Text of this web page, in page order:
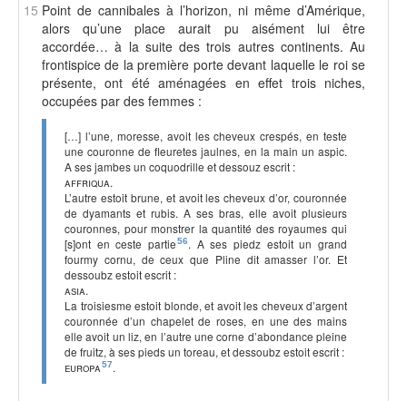
15 Point de cannibales à l’horizon, ni même d’Amérique,
alors qu’une place aurait pu aisément lui être
accordée… à la suite des trois autres continents. Au
frontispice de la première porte devant laquelle le roi se
présente, ont été aménagées en effet trois niches,
occupées par des femmes :
[…] l’une, moresse, avoit les cheveux crespés, en teste
une couronne de fleuretes jaulnes, en la main un aspic.
A ses jambes un coquodrille et dessouz escrit :
affriqua.
L’autre estoit brune, et avoit les cheveux d’or, couronnée
de dyamants et rubis. A ses bras, elle avoit plusieurs
couronnes, pour monstrer la quantité des royaumes qui
[s]ont en ceste partie56. A ses piedz estoit un grand
fourmy cornu, de ceux que Pline dit amasser l’or. Et
dessoubz estoit escrit :
asia.
La troisiesme estoit blonde, et avoit les cheveux d’argent
couronnée d’un chapelet de roses, en une des mains
elle avoit un liz, en l’autre une corne d’abondance pleine
de fruitz, à ses pieds un toreau, et dessoubz estoit escrit :
europa57.